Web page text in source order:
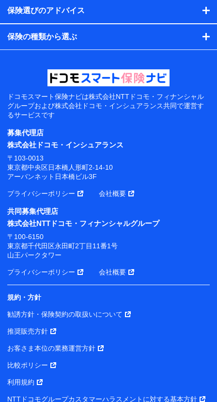
保険選びのアドバイス
保険の種類から選ぶ
ドコモスマート保険ナビは株式会社NTTドコモ・フィナンシャル
グループおよび株式会社ドコモ・インシュアランス共同で運営す
るサービスです
募集代理店
株式会社ドコモ・インシュアランス
〒103-0013
東京都中央区日本橋人形町2-14-10
アーバンネット日本橋ビル3F
プライバシーポリシー 会社概要
共同募集代理店
株式会社NTTドコモ・フィナンシャルグループ
〒100-6150
東京都千代田区永田町2丁目11番1号
山王パークタワー
プライバシーポリシー 会社概要
規約・方針
勧誘方針・保険契約の取扱いについて
推奨販売方針
お客さま本位の業務運営方針
比較ポリシー
利用規約
NTTドコモグループカスタマーハラスメントに対する基本方針